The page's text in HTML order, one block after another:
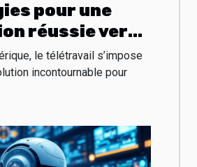
pour une
réussie vers
durable
le télétravail s’impose
incontournable pour